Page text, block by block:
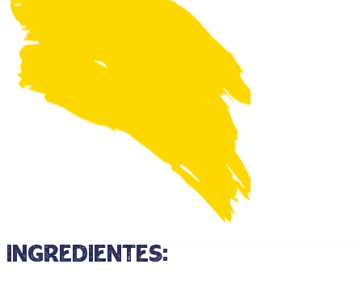
ingredientes: